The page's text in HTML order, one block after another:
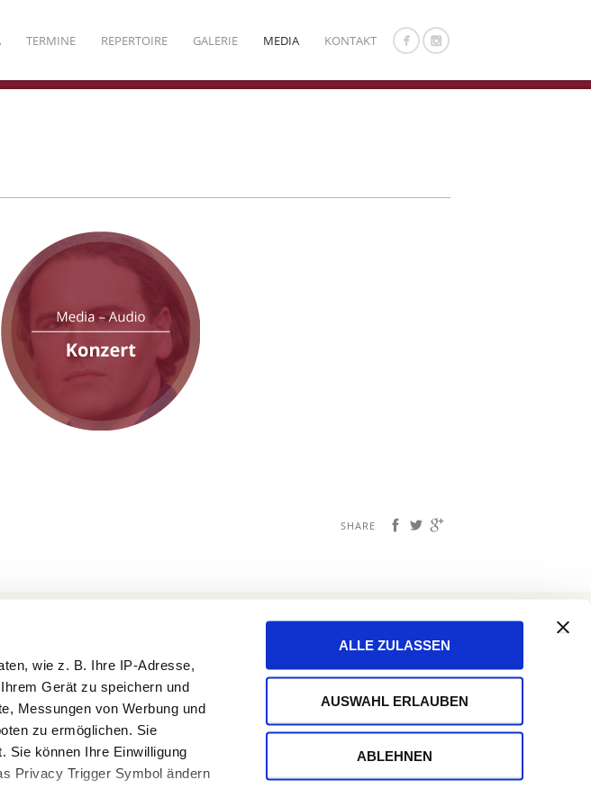
wie z. B. Ihre IP-Adresse,
Gerät zu speichern und
Messungen von Werbung und
zu ermöglichen. Sie
Sie können Ihre Einwilligung
Privacy Trigger Symbol ändern
ALLE ZULASSEN
AUSWAHL ERLAUBEN
ABLEHNEN
TERMINE REPERTOIRE GALERIE MEDIA KONTAKT
SHARE
KONTAKTFORMULAR UND AGENTUREN